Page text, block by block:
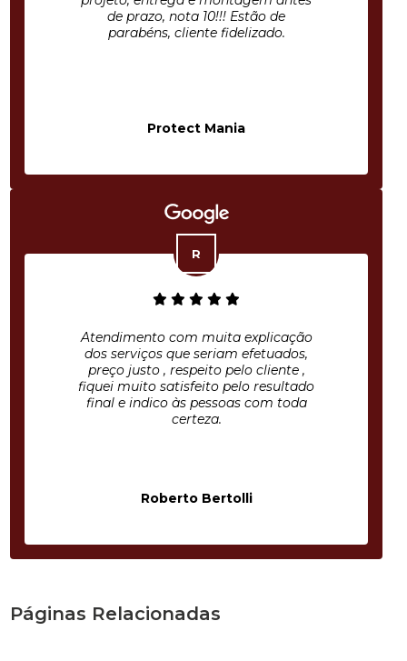
de prazo, nota 10!!! Estão de
parabéns, cliente fidelizado.
Protect Mania
Atendimento com muita explicação
dos serviços que seriam efetuados,
preço justo , respeito pelo cliente ,
fiquei muito satisfeito pelo resultado
final e indico às pessoas com toda
certeza.
Roberto Bertolli
Páginas Relacionadas